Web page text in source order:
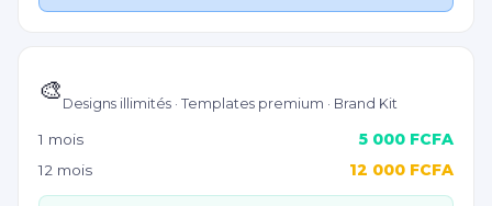
🎨 Designs illimités · Templates premium · Brand Kit
1 mois 5 000 FCFA
12 mois 12 000 FCFA